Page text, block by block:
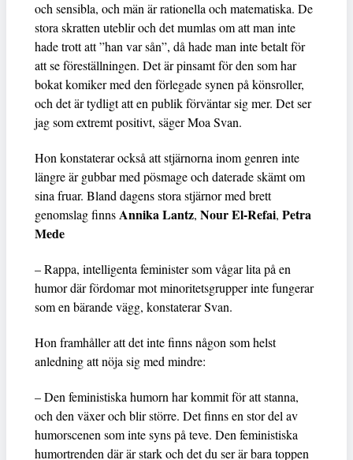
och sensibla, och män är rationella och matematiska. De
stora skratten uteblir och det mumlas om att man inte
hade trott att ”han var sån”, då hade man inte betalt för
att se föreställningen. Det är pinsamt för den som har
bokat komiker med den förlegade synen på könsroller,
och det är tydligt att en publik förväntar sig mer. Det ser
jag som extremt positivt, säger Moa Svan.
Hon konstaterar också att stjärnorna inom genren inte
längre är gubbar med pösmage och daterade skämt om
sina fruar. Bland dagens stora stjärnor med brett
genomslag finnsAnnika Lantz, Nour El-Refai, Petra
Mede
– Rappa, intelligenta feminister som vågar lita på en
humor där fördomar mot minoritetsgrupper inte fungerar
som en bärande vägg, konstaterar Svan.
Hon framhåller att det inte finns någon som helst
anledning att nöja sig med mindre:
– Den feministiska humorn har kommit för att stanna,
och den växer och blir större. Det finns en stor del av
humorscenen som inte syns på teve. Den feministiska
humortrenden där är stark och det du ser är bara toppen